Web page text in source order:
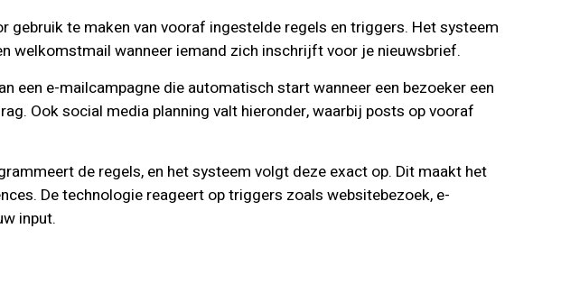
te maken van vooraf ingestelde regels en triggers. Het systeem
welkomstmail wanneer iemand zich inschrijft voor je nieuwsbrief.
een e-mailcampagne die automatisch start wanneer een bezoeker een
Ook social media planning valt hieronder, waarbij posts op vooraf
de regels, en het systeem volgt deze exact op. Dit maakt het
De technologie reageert op triggers zoals websitebezoek, e-
input.